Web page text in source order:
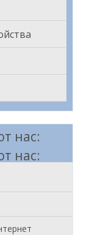
нас:
нас: